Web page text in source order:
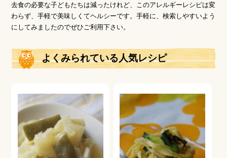
去⾷の必要な⼦どもたちは減ったけれど、このアレルギーレシピは変
わらず、⼿軽で美味しくてヘルシーです。⼿軽に、検索しやすいよう
にしてみましたのでぜひご利⽤下さい。
よくみられている⼈気レシピ